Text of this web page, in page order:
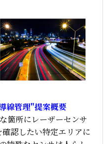
線管理"提案概要
箇所にレーザーセンサ
認したい特定エリアに